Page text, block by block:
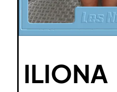
ILIONA